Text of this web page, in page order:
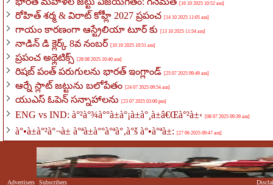
[16 10 2025 10:52 am]
రోహిత్ శర్మ & విరాట్ కోహ్లీ 2027 ప్రపంచ [14 10 2025 11:05 am]
గాయం కారణంగా ఆస్ట్రేలియా టూర్ కు [13 10 2025 11:54 am]
నాడిన్ డి క్లెర్క్ 8వ నంబర్ [10 10 2025 10:51 am]
ప్రపంచ అథ్లెటిక్స్ [28 08 2025 10:40 am]
రిషబ్ పంత్ పరుగులను భారత్ ఇంగ్లాండ్ [25 07 2025 09:49 am]
ఆర్నే స్లాట్ జట్టును బలోపేతం [24 07 2025 09:54 am]
యుఎస్ ఓపెన్ సన్నాహాలను [23 07 2025 03:00 pm]
ENG vs IND: à°²à°¾à°°à±à°¡à±à°¸à±â€Œà°²à±‹ [08 07 2025 09:39 am]
à°•à±à°²à°¬à± à°ªà±à°°à°ªà°‚à°š à°•à°ªà±: [27 06 2025 09:47 am]
Advertisers Subscribers